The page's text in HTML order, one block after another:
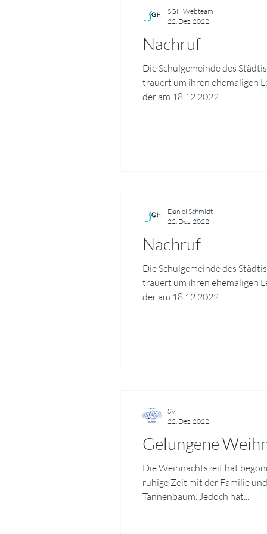
Nachruf
Die Schulgemeinde des
trauert um ihren ehemaligen
der am 18.12.2022...
SGH Webteam
22. Dez. 2022
Nachruf
Die Schulgemeinde des
trauert um ihren ehemaligen
der am 18.12.2022...
Daniel Schmidt
22. Dez. 2022
Gelungene
Die Weihnachtszeit hat
ruhige Zeit mit der Familie
Tannenbaum. Jedoch hat...
SV
22. Dez. 2022